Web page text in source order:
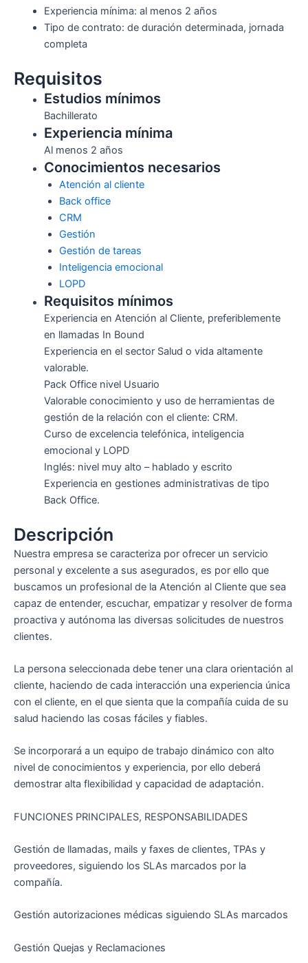
Experiencia mínima: al menos 2 años
Tipo de contrato: de duración determinada, jornada
completa
Requisitos
Estudios mínimos
Bachillerato
Experiencia mínima
Al menos 2 años
Conocimientos necesarios
Atención al cliente
Back office
CRM
Gestión
Gestión de tareas
Inteligencia emocional
LOPD
Requisitos mínimos
Experiencia en Atención al Cliente, preferiblemente
en llamadas In Bound
Experiencia en el sector Salud o vida altamente
valorable.
Pack Office nivel Usuario
Valorable conocimiento y uso de herramientas de
gestión de la relación con el cliente: CRM.
Curso de excelencia telefónica, inteligencia
emocional y LOPD
Inglés: nivel muy alto – hablado y escrito
Experiencia en gestiones administrativas de tipo
Back Office.
Descripción
Nuestra empresa se caracteriza por ofrecer un servicio
personal y excelente a sus asegurados, es por ello que
buscamos un profesional de la Atención al Cliente que sea
capaz de entender, escuchar, empatizar y resolver de forma
proactiva y autónoma las diversas solicitudes de nuestros
clientes.
La persona seleccionada debe tener una clara orientación al
cliente, haciendo de cada interacción una experiencia única
con el cliente, en el que sienta que la compañía cuida de su
salud haciendo las cosas fáciles y fiables.
Se incorporará a un equipo de trabajo dinámico con alto
nivel de conocimientos y experiencia, por ello deberá
demostrar alta flexibilidad y capacidad de adaptación.
FUNCIONES PRINCIPALES, RESPONSABILIDADES
Gestión de llamadas, mails y faxes de clientes, TPAs y
proveedores, siguiendo los SLAs marcados por la
compañía.
Gestión autorizaciones médicas siguiendo SLAs marcados
Gestión Quejas y Reclamaciones